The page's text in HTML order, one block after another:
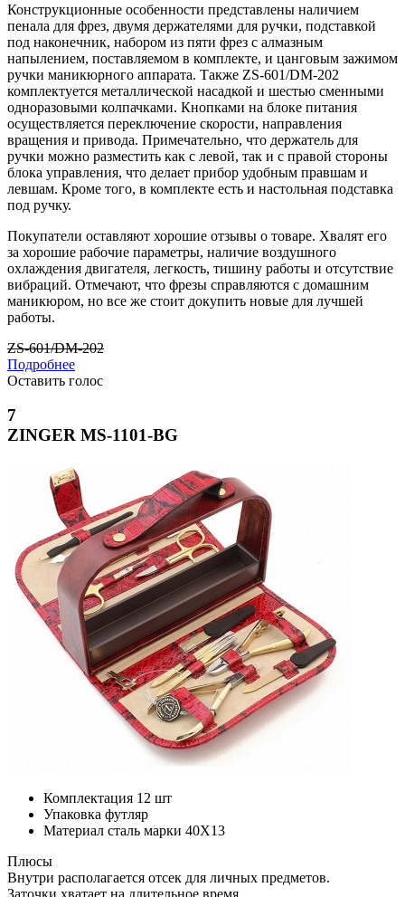
Конструкционные особенности представлены наличием
пенала для фрез, двумя держателями для ручки, подставкой
под наконечник, набором из пяти фрез с алмазным
напылением, поставляемом в комплекте, и цанговым зажимом
ручки маникюрного аппарата. Также ZS-601/DM-202
комплектуется металлической насадкой и шестью сменными
одноразовыми колпачками. Кнопками на блоке питания
осуществляется переключение скорости, направления
вращения и привода. Примечательно, что держатель для
ручки можно разместить как с левой, так и с правой стороны
блока управления, что делает прибор удобным правшам и
левшам. Кроме того, в комплекте есть и настольная подставка
под ручку.
Покупатели оставляют хорошие отзывы о товаре. Хвалят его
за хорошие рабочие параметры, наличие воздушного
охлаждения двигателя, легкость, тишину работы и отсутствие
вибраций. Отмечают, что фрезы справляются с домашним
маникюром, но все же стоит докупить новые для лучшей
работы.
ZS-601/DM-202
Подробнее
Оставить голос
7
ZINGER MS-1101-BG
Комплектация 12 шт
Упаковка футляр
Материал сталь марки 40Х13
Плюсы
Внутри располагается отсек для личных предметов.
Заточки хватает на длительное время.